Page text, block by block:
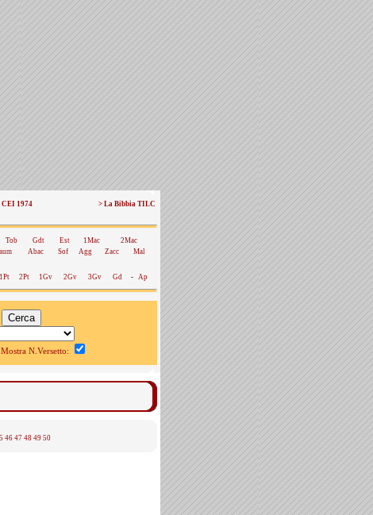
CEI 1974 > La Bibbia TILC
Tob Gdt Est 1Mac
2Mac
Abac Sof Agg Zacc Mal
1Pt 2Pt 1Gv 2Gv 3Gv Gd - Ap
N.Versetto:
46 47 48 49 50